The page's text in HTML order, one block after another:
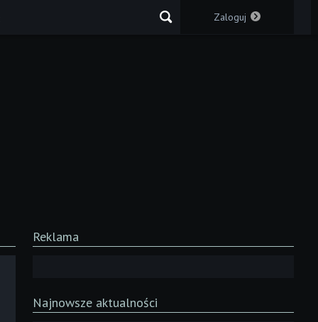
Zaloguj
Reklama
Najnowsze aktualności